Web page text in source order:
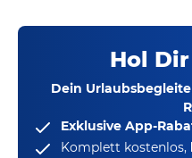
Hol
Dein
Exklusive App-
Komplett kostenlos,